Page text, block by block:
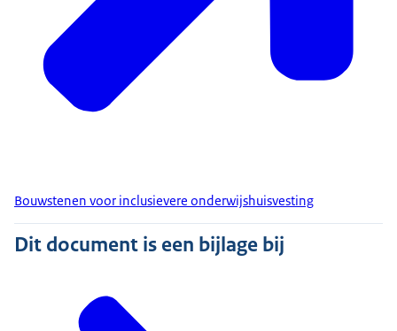
Bouwstenen voor inclusievere onderwijshuisvesting
Dit document is een bijlage bij